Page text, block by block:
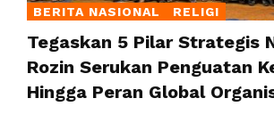
BERITA NASIONAL RELIGI
Tegaskan 5 Pilar Strategis
Rozin Serukan Penguatan
Hingga Peran Global